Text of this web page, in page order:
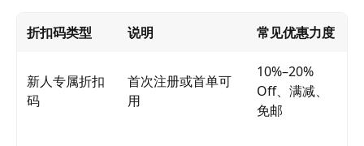
折扣码类型 说明 常见优惠力度
新人专属折扣
码
首次注册或首单可
用
10%–20%
Off、满减、
免邮